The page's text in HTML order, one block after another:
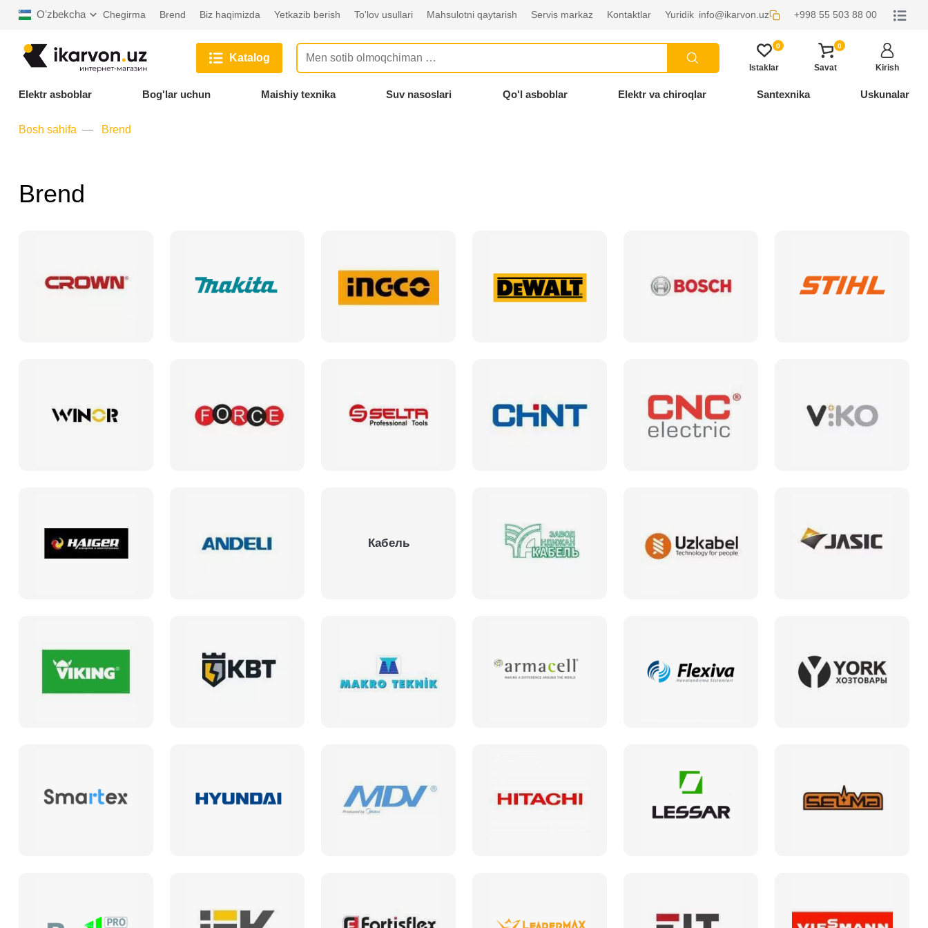
Oʻzbekcha Chegirma Brend Biz haqimizda Yetkazib berish To'lov usullari Mahsulotni qaytarish Servis markaz Kontaktlar Yuridik info@ikarvon.uz +998 55 503 88 00
Katalog
0
Istaklar
0
Savat Kirish
Elektr asboblar Bog'lar uchun Maishiy texnika Suv nasoslari Qo'l asboblar Elektr va chiroqlar Santexnika Uskunalar
Bosh sahifa Brend
Brend
Кабель